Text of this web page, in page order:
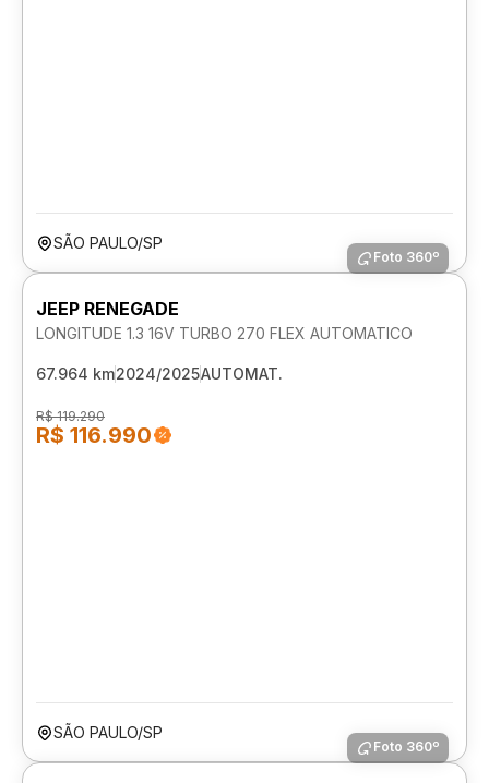
SÃO PAULO/SP
Foto 360º
JEEP RENEGADE
LONGITUDE 1.3 16V TURBO 270 FLEX AUTOMATICO
67.964 km2024/2025AUTOMAT.
R$ 119.290
R$ 116.990
SÃO PAULO/SP
Foto 360º